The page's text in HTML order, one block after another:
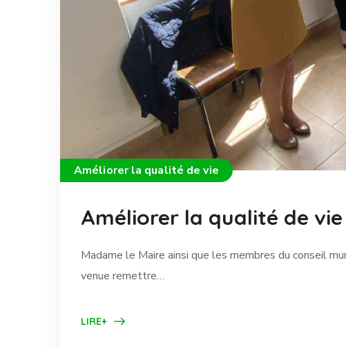
Améliorer la qualité de vie
Améliorer la qualité de vie
Madame le Maire ainsi que les membres du conseil
venue remettre…
LIRE+